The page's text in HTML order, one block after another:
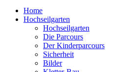
Home
Hochseilgarten
Hochseilgarten
Die Parcours
Der Kinderparcours
Sicherheit
Bilder